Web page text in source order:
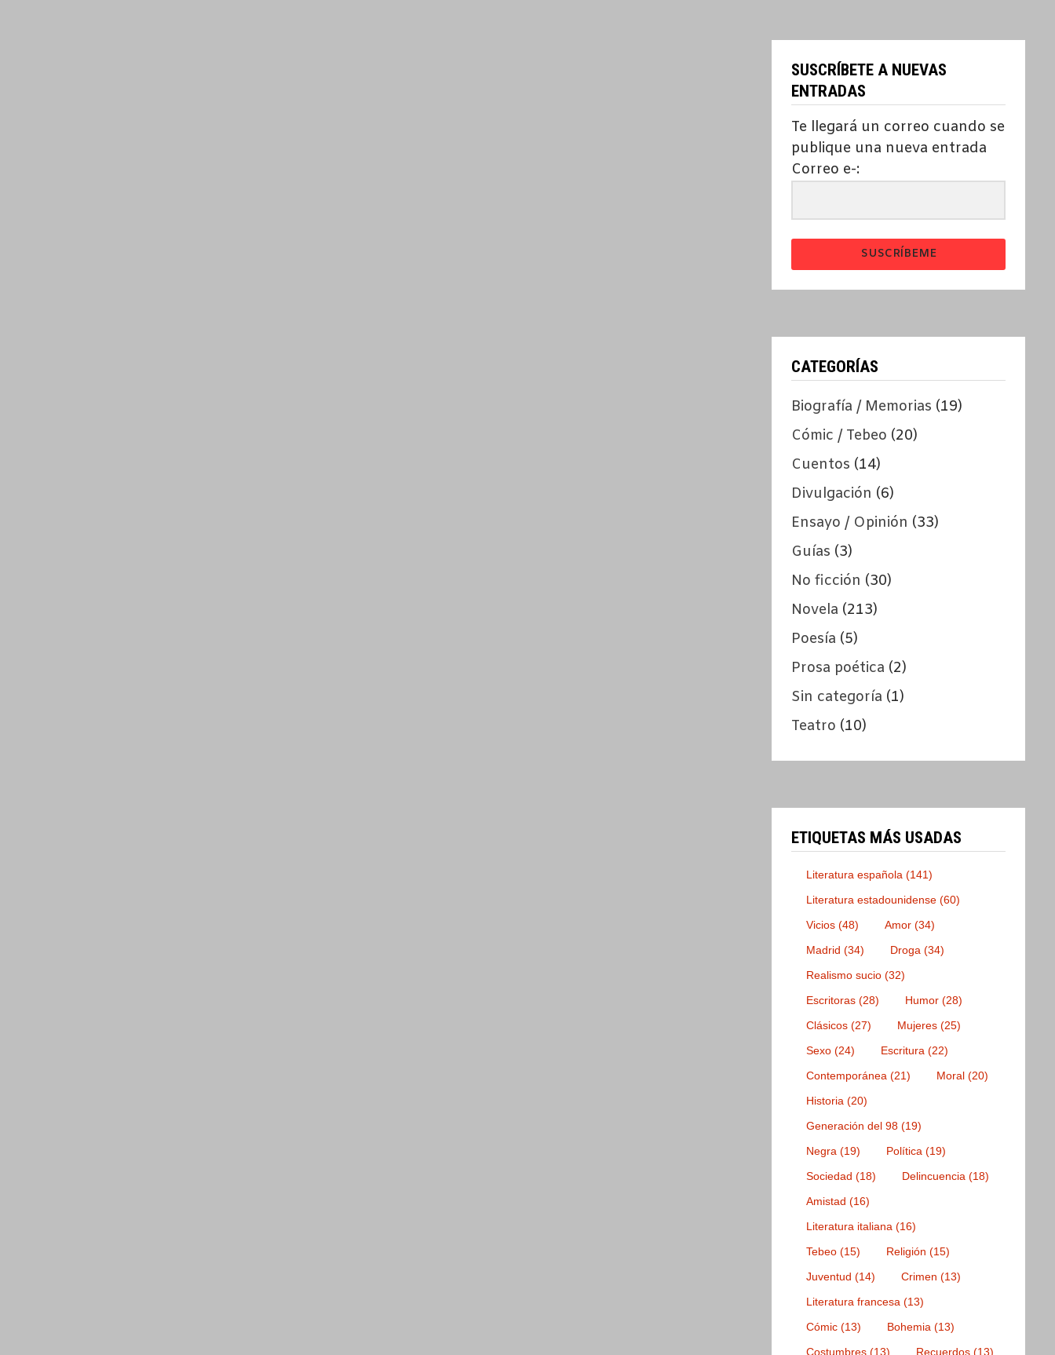
SUSCRÍBETE A NUEVAS
ENTRADAS
Te llegará un correo cuando se
publique una nueva entrada
Correo e-:
SUSCRÍBEME
CATEGORÍAS
Biografía / Memorias (19)
Cómic / Tebeo (20)
Cuentos (14)
Divulgación (6)
Ensayo / Opinión (33)
Guías (3)
No ficción (30)
Novela (213)
Poesía (5)
Prosa poética (2)
Sin categoría (1)
Teatro (10)
ETIQUETAS MÁS USADAS
Literatura española (141)
Literatura estadounidense (60)
Vicios (48) Amor (34)
Madrid (34) Droga (34)
Realismo sucio (32)
Escritoras (28) Humor (28)
Clásicos (27) Mujeres (25)
Sexo (24) Escritura (22)
Contemporánea (21) Moral (20)
Historia (20)
Generación del 98 (19)
Negra (19) Política (19)
Sociedad (18) Delincuencia (18)
Amistad (16)
Literatura italiana (16)
Tebeo (15) Religión (15)
Juventud (14) Crimen (13)
Literatura francesa (13)
Cómic (13) Bohemia (13)
Costumbres (13) Recuerdos (13)